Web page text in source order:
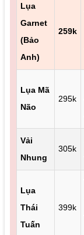
Lụa
Garnet
(Bảo
Anh)
259k
Lụa Mã
Não
295k
Vải
Nhung
305k
Lụa
Thái
Tuấn
399k